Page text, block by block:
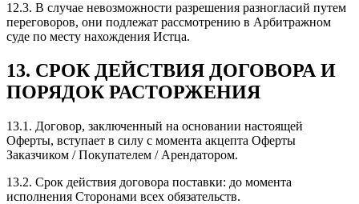
12.3. В случае невозможности разрешения разногласий путем
переговоров, они подлежат рассмотрению в Арбитражном
суде по месту нахождения Истца.
13. СРОК ДЕЙСТВИЯ ДОГОВОРА И
ПОРЯДОК РАСТОРЖЕНИЯ
13.1. Договор, заключенный на основании настоящей
Оферты, вступает в силу с момента акцепта Оферты
Заказчиком / Покупателем / Арендатором.
13.2. Срок действия договора поставки: до момента
исполнения Сторонами всех обязательств.